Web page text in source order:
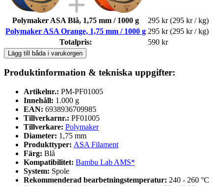
Polymaker ASA Blå, 1,75 mm / 1000 g 295 kr (295 kr / kg)
Polymaker ASA Orange, 1,75 mm / 1000 g 295 kr (295 kr / kg)
Totalpris:
590 kr
Lägg till båda i varukorgen
Produktinformation & tekniska uppgifter:
Artikelnr.: PM-PF01005
Innehåll: 1.000 g
EAN: 6938936709985
Tillverkarnr.: PF01005
Tillverkare: Polymaker
Diameter: 1,75 mm
Produkttyper: ASA Filament
Färg: Blå
Kompatibilitet: Bambu Lab AMS*
System: Spole
Rekommenderad bearbetningstemperatur: 240 - 260 °C